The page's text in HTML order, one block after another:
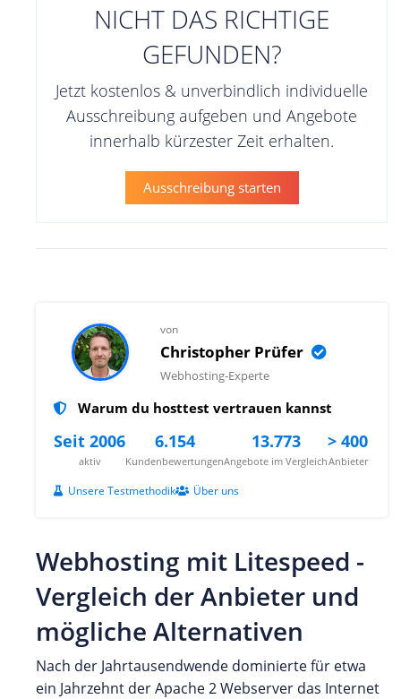
NICHT DAS RICHTIGE
GEFUNDEN?
Jetzt kostenlos & unverbindlich individuelle
Ausschreibung aufgeben und Angebote
innerhalb kürzester Zeit erhalten.
Ausschreibung starten
von
Christopher Prüfer
Webhosting-Experte
Warum du hosttest vertrauen kannst
Seit 2006
aktiv
6.154
Kundenbewertungen
13.773
Angebote im Vergleich
> 400
Anbieter
Unsere Testmethodik Über uns
Webhosting mit Litespeed -
Vergleich der Anbieter und
mögliche Alternativen
Nach der Jahrtausendwende dominierte für etwa
ein Jahrzehnt der Apache 2 Webserver das Internet